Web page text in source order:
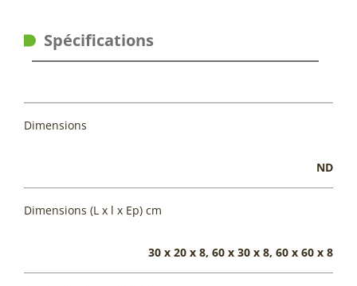
Spécifications
Dimensions
ND
Dimensions (L x l x Ep) cm
30 x 20 x 8, 60 x 30 x 8, 60 x 60 x 8